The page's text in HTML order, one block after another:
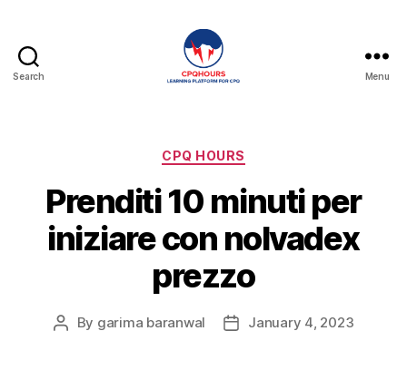
Search Menu
Categories
CPQ HOURS
Prenditi 10 minuti per
iniziare con nolvadex
prezzo
Post
By garima baranwal
PostJanuary 4, 2023